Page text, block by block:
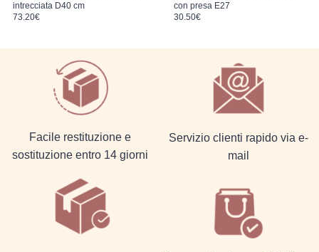
intrecciata D40 cm
73.20€
con presa E27
30.50€
Facile restituzione e
sostituzione entro 14 giorni
Servizio clienti rapido via e-
mail